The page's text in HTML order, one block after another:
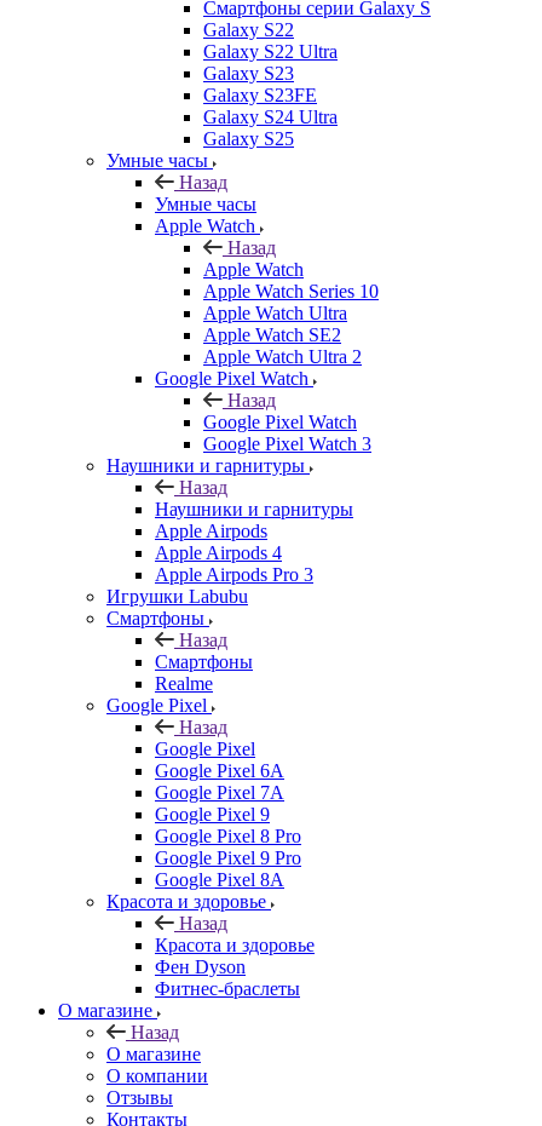
Смартфоны серии Galaxy S
Galaxy S22
Galaxy S22 Ultra
Galaxy S23
Galaxy S23FE
Galaxy S24 Ultra
Galaxy S25
Умные часы
Назад
Умные часы
Apple Watch
Назад
Apple Watch
Apple Watch Series 10
Apple Watch Ultra
Apple Watch SE2
Apple Watch Ultra 2
Google Pixel Watch
Назад
Google Pixel Watch
Google Pixel Watch 3
Наушники и гарнитуры
Назад
Наушники и гарнитуры
Apple Airpods
Apple Airpods 4
Apple Airpods Pro 3
Игрушки Labubu
Смартфоны
Назад
Смартфоны
Realme
Google Pixel
Назад
Google Pixel
Google Pixel 6A
Google Pixel 7А
Google Pixel 9
Google Pixel 8 Pro
Google Pixel 9 Pro
Google Pixel 8A
Красота и здоровье
Назад
Красота и здоровье
Фен Dyson
Фитнес-браслеты
О магазине
Назад
О магазине
О компании
Отзывы
Контакты